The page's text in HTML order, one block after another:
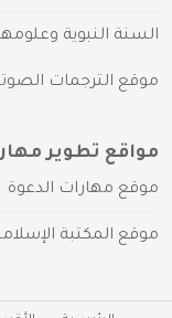
السنة النبوية
موقع الترجمات
مواقع تطوير
موقع مهارات الدعوة
موقع المكتبة